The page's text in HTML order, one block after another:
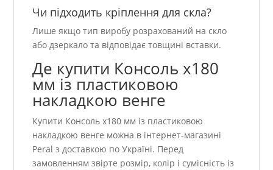
Чи підходить кріплення для скла?
Лише якщо тип виробу розрахований на скло
або дзеркало та відповідає товщині вставки.
Де купити Консоль х180
мм із пластиковою
накладкою венге
Купити Консоль х180 мм із пластиковою
накладкою венге можна в інтернет-магазині
Peral з доставкою по Україні. Перед
замовленням звірте розмір, колір і сумісність із